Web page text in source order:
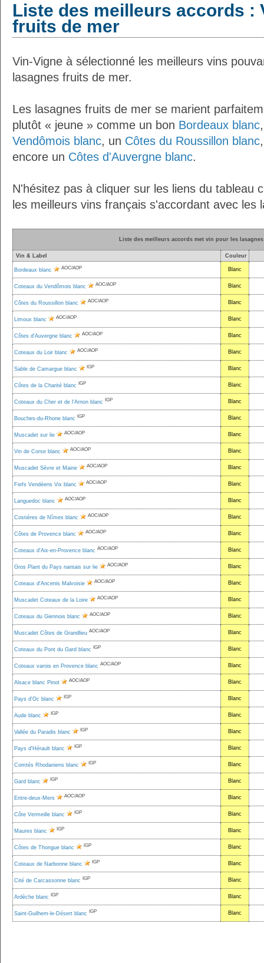
Liste des meilleurs accords :
fruits de mer
Vin-Vigne à sélectionné les meilleurs vins
lasagnes fruits de mer.
Les lasagnes fruits de mer se marient
plutôt « jeune » comme un bon Bordeaux blanc
Vendômois blanc, un Côtes du Roussillon blanc
encore un Côtes d'Auvergne blanc.
N'hésitez pas à cliquer sur les liens du tableau
les meilleurs vins français s'accordant avec les
Liste des meilleurs accords met vin pour les
Vin & Label Couleur
Bordeaux blanc AOC/AOP Blanc
Coteaux du Vendômois blanc AOC/AOP Blanc
Côtes du Roussillon blanc AOC/AOP Blanc
Limoux blanc AOC/AOP Blanc
Côtes d'Auvergne blanc AOC/AOP Blanc
Coteaux du Loir blanc AOC/AOP Blanc
Sable de Camargue blanc IGP Blanc
Côtes de la Charité blanc IGP Blanc
Coteaux du Cher et de l'Arnon blanc IGP Blanc
Bouches-du-Rhone blanc IGP Blanc
Muscadet sur lie AOC/AOP Blanc
Vin de Corse blanc AOC/AOP Blanc
Muscadet Sèvre et Maine AOC/AOP Blanc
Fiefs Vendéens Vix blanc AOC/AOP Blanc
Languedoc blanc AOC/AOP Blanc
Costières de Nîmes blanc AOC/AOP Blanc
Côtes de Provence blanc AOC/AOP Blanc
Coteaux d'Aix-en-Provence blanc AOC/AOP Blanc
Gros Plant du Pays nantais sur lie AOC/AOP Blanc
Coteaux d'Ancenis Malvoisie AOC/AOP Blanc
Muscadet Coteaux de la Loire AOC/AOP Blanc
Coteaux du Giennois blanc AOC/AOP Blanc
Muscadet Côtes de Grandlieu AOC/AOP Blanc
Coteaux du Pont du Gard blanc IGP Blanc
Coteaux varois en Provence blanc AOC/AOP Blanc
Alsace blanc Pinot AOC/AOP Blanc
Pays d'Oc blanc IGP Blanc
Aude blanc IGP Blanc
Vallée du Paradis blanc IGP Blanc
Pays d'Hérault blanc IGP Blanc
Comtés Rhodaniens blanc IGP Blanc
Gard blanc IGP Blanc
Entre-deux-Mers AOC/AOP Blanc
Côte Vermeille blanc IGP Blanc
Maures blanc IGP Blanc
Côtes de Thongue blanc IGP Blanc
Coteaux de Narbonne blanc IGP Blanc
Cité de Carcassonne blanc IGP Blanc
Ardèche blanc IGP Blanc
Saint-Guilhem-le-Désert blanc IGP Blanc